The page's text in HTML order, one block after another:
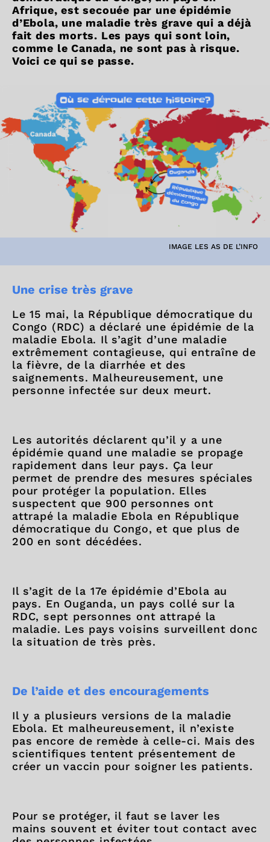
Afrique, est secouée par une épidémie
d’Ebola, une maladie très grave qui a déjà
fait des morts. Les pays qui sont loin,
comme le Canada, ne sont pas à risque.
Voici ce qui se passe.
IMAGE LES AS DE L’INFO
Une crise très grave
Le 15 mai, la République démocratique du
Congo (RDC) a déclaré une épidémie de la
maladie Ebola. Il s’agit d’une maladie
extrêmement contagieuse, qui entraîne de
la fièvre, de la diarrhée et des
saignements. Malheureusement, une
personne infectée sur deux meurt.
Les autorités déclarent qu’il y a une
épidémie quand une maladie se propage
rapidement dans leur pays. Ça leur
permet de prendre des mesures spéciales
pour protéger la population. Elles
suspectent que 900 personnes ont
attrapé la maladie Ebola en République
démocratique du Congo, et que plus de
200 en sont décédées.
Il s’agit de la 17e épidémie d’Ebola au
pays. En Ouganda, un pays collé sur la
RDC, sept personnes ont attrapé la
maladie. Les pays voisins surveillent donc
la situation de très près.
De l’aide et des encouragements
Il y a plusieurs versions de la maladie
Ebola. Et malheureusement, il n’existe
pas encore de remède à celle-ci. Mais des
scientifiques tentent présentement de
créer un vaccin pour soigner les patients.
Pour se protéger, il faut se laver les
mains souvent et éviter tout contact avec